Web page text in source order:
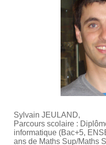
Sylvain JEULAND,
Parcours scolaire :
informatique (Bac+5,
ans de Maths Sup/Maths